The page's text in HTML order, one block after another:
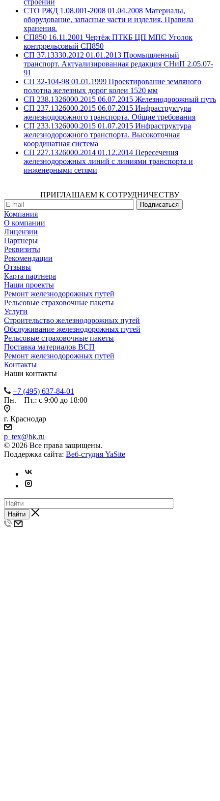
строений
СТО РЖД 1.08.001-2008 01.04.2008 Материалы,
оборудование, запасные части и изделия. Правила
хранения.
СП850 16.11.2001 Чертёж ПТКБ ЦП МПС Уголок
контррельсовый СП850
СП 37.13330.2012 01.01.2013 Промышленный
транспорт. Актуализированная редакция СНиП 2.05.07-
91
СП 32-104-98 01.01.1999 Проектирование земляного
полотна железных дорог колеи 1520 мм
СП 238.1326000.2015 06.07.2015 Железнодорожный путь
СП 237.1326000.2015 06.07.2015 Инфраструктура
железнодорожного транспорта. Общие требования
СП 233.1326000.2015 01.07.2015 Инфраструктура
железнодорожного транспорта. Высокоточная
координатная система
СП 227.1326000.2014 01.12.2014 Пересечения
железнодорожных линий с линиями транспорта и
инженерными сетями
ПРИГЛАШАЕМ К СОТРУДНИЧЕСТВУ
Компания
О компании
Лицензии
Партнеры
Реквизиты
Рекомендации
Отзывы
Карта партнера
Наши проекты
Ремонт железнодорожных путей
Рельсовые страховочные пакеты
Услуги
Строительство железнодорожных путей
Обслуживание железнодорожных путей
Рельсовые страховочные пакеты
Поставка материалов ВСП
Ремонт железнодорожных путей
Контакты
Наши контакты
+7 (495) 637-84-01
Пн. – Пт.: с 9:00 до 18:00
г. Краснодар
p_tex@bk.ru
© 2026 Все права защищены.
Поддержка сайта: Веб-студия YaSite
Найти